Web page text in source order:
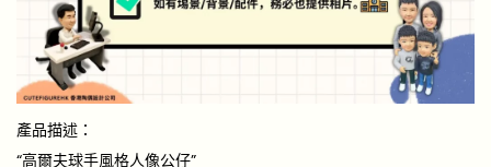
產品描述：
“高爾夫球手風格人像公仔”